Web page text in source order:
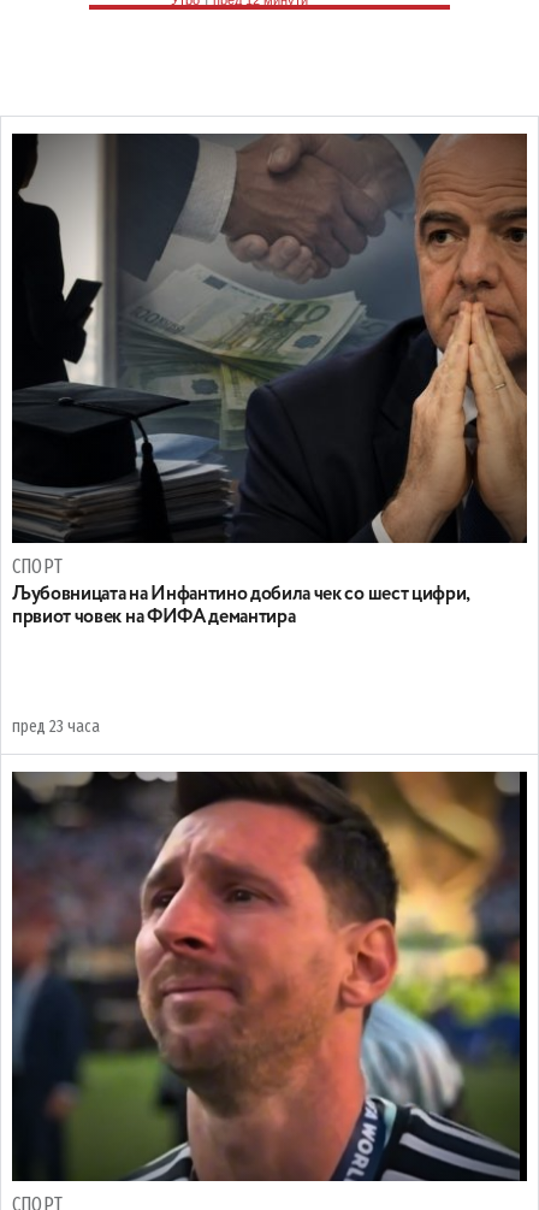
СПОРТ
Љубовницата на Инфантино добила чек со шест цифри,
првиот човек на ФИФА демантира
пред 23 часа
СПОРТ